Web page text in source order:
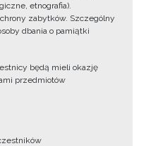
etnografia).
zabytków. Szczególny
dbania o pamiątki
będą mieli okazję
przedmiotów